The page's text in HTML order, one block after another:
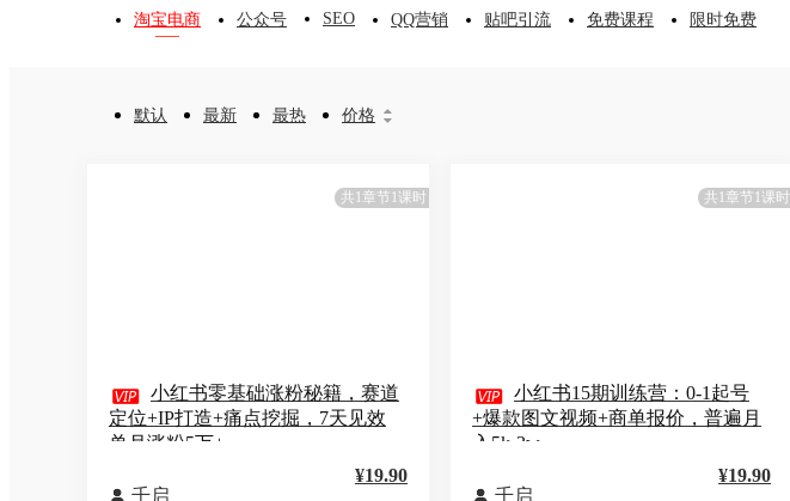
淘宝电商 公众号 SEO QQ营销 贴吧引流 免费课程 限时免费
默认 最新 最热 价格 

共1章节1课时
 小红书零基础涨粉秘籍，赛道
定位+IP打造+痛点挖掘，7天见效
单月涨粉5万+
 千启
¥19.90
共1章节1课时
 小红书15期训练营：0-1起号
+爆款图文视频+商单报价，普遍月
入5k-3w
 千启
¥19.90